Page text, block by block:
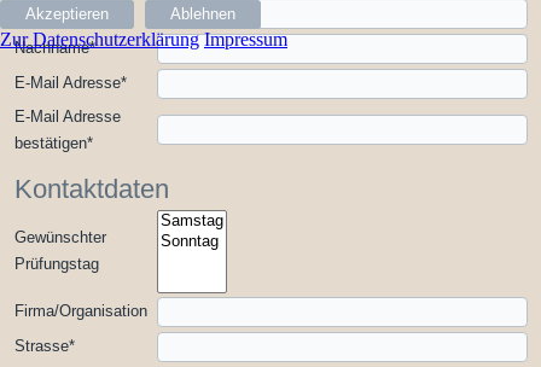
Vorname*
Nachname*
E-Mail Adresse*
E-Mail Adresse
bestätigen*
Kontaktdaten
Gewünschter
Prüfungstag
Firma/Organisation
Strasse*
Akzeptieren Ablehnen
Zur Datenschutzerklärung Impressum